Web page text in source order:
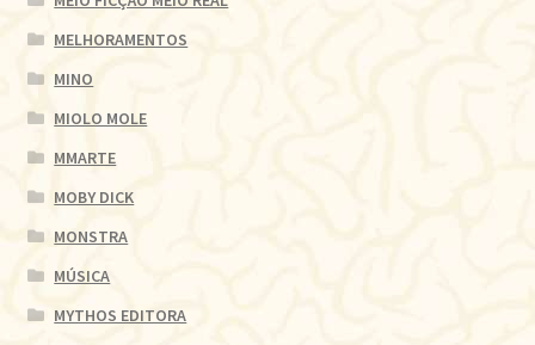
MELHORAMENTOS
MINO
MIOLO MOLE
MMARTE
MOBY DICK
MONSTRA
MÚSICA
MYTHOS EDITORA